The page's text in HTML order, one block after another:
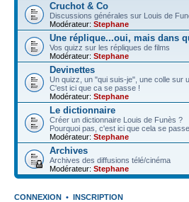
Cruchot & Co
Discussions générales sur Louis de
Modérateur: Stephane
Une réplique...oui, mais dans
Vos quizz sur les répliques de films
Modérateur: Stephane
Devinettes
Un quizz, un "qui suis-je", une colle sur
C'est ici que ca se passe !
Modérateur: Stephane
Le dictionnaire
Créer un dictionnaire Louis de Funès ?
Pourquoi pas, c'est ici que cela se passe
Modérateur: Stephane
Archives
Archives des diffusions télé/cinéma
Modérateur: Stephane
CONNEXION • INSCRIPTION